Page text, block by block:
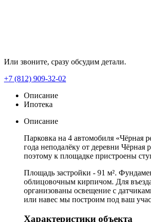
Или звоните, сразу обсудим детали.
+7 (812) 909-32-02
Описание
Ипотека
Описание
Парковка на 4 автомобиля «Чёрная
года неподалёку от деревни
поэтому к площадке пристроены
Площадь застройки - 91 м².
облицовочным кирпичом. Для
организованы освещение с
или навес мы построим под ваш
Характеристики объекта